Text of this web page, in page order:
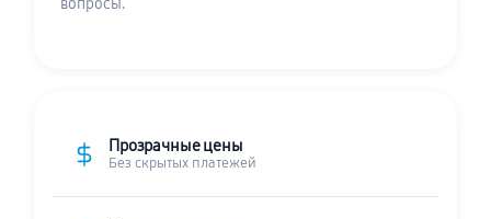
вопросы.
Прозрачные цены
Без скрытых платежей